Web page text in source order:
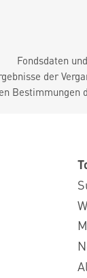
Fondsdaten
der
Bestimmungen